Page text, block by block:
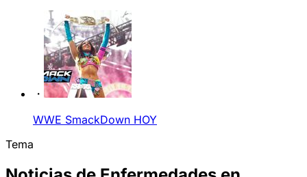
WWE SmackDown HOY
Tema